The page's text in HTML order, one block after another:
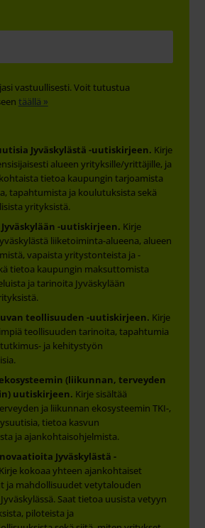
vastuullisesti. Voit tutustua
täällä »
Jyväskylästä -uutiskirjeen. Kirje
alueen yrityksille/yrittäjille, ja
tietoa kaupungin tarjoamista
tapahtumista ja koulutuksista sekä
yrityksistä.
-uutiskirjeen. Kirje
liiketoiminta-alueena, alueen
vapaista yritystonteista ja -
tietoa kaupungin maksuttomista
ja tarinoita Jyväskylään
teollisuuden -uutiskirjeen. Kirje
teollisuuden tarinoita, tapahtumia
ja kehitystyön
(liikunnan, terveyden
uutiskirjeen. Kirje sisältää
ja liikunnan ekosysteemin TKI-,
tietoa kasvun
ja ajankohtaisohjelmista.
Jyväskylästä -
Kirje kokoaa yhteen ajankohtaiset
ja mahdollisuudet vetytalouden
Saat tietoa uusista vetyyn
piloteista ja